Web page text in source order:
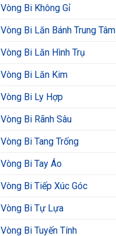
Vòng Bi Không Gỉ
Vòng Bi Lăn Bánh Trung Tâm
Vòng Bi Lăn Hình Trụ
Vòng Bi Lăn Kim
Vòng Bi Ly Hợp
Vòng Bi Rãnh Sâu
Vòng Bi Tang Trống
Vòng Bi Tay Áo
Vòng Bi Tiếp Xúc Góc
Vòng Bi Tự Lựa
Vòng Bi Tuyến Tính